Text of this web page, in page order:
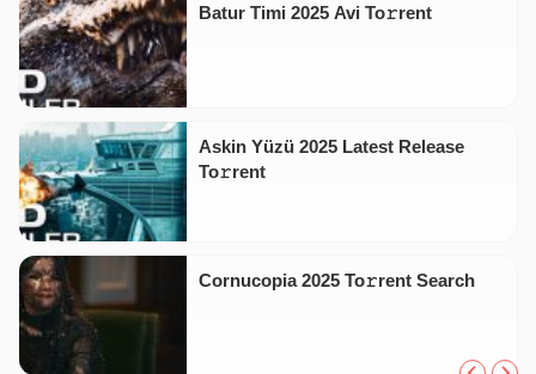
Batur Timi 2025 Avi To𝚛rent
Askin Yüzü 2025 Latest Release
To𝚛rent
Cornucopia 2025 To𝚛rent Search